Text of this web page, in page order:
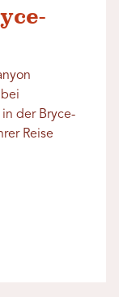
der Bryce-
Reise